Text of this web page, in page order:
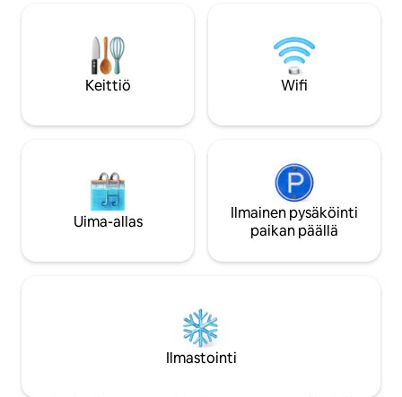
vuodesohva, 2 olohuonetta sekä
älytelevisio, jossa on suoratoisto ja wifi,
ulkotilojen turvakamerat ja paljon muuta.
Tule ja nauti!Keittiö Wifi
Uima-allas
Ilmainen pysäköinti
paikan päällä
Ilmastointi